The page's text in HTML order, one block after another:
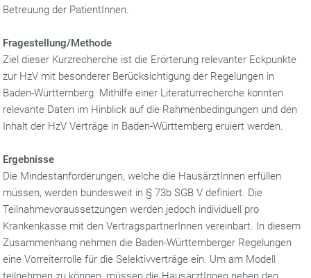
Betreuung der PatientInnen.
Fragestellung/Methode
Ziel dieser Kurzrecherche ist die Erörterung relevanter Eckpunkte
zur HzV mit besonderer Berücksichtigung der Regelungen in
Baden-Württemberg. Mithilfe einer Literaturrecherche konnten
relevante Daten im Hinblick auf die Rahmenbedingungen und den
Inhalt der HzV Verträge in Baden-Württemberg eruiert werden.
Ergebnisse
Die Mindestanforderungen, welche die HausärztInnen erfüllen
müssen, werden bundesweit in § 73b SGB V definiert. Die
Teilnahmevoraussetzungen werden jedoch individuell pro
Krankenkasse mit den VertragspartnerInnen vereinbart. In diesem
Zusammenhang nehmen die Baden-Württemberger Regelungen
eine Vorreiterrolle für die Selektivverträge ein. Um am Modell